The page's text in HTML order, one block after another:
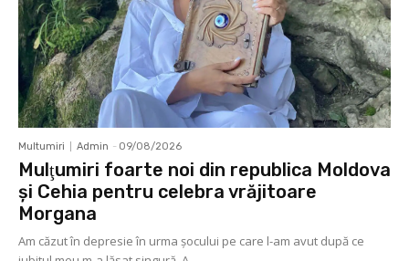
Multumiri Admin - 09/08/2026
Mulţumiri foarte noi din republica Moldova
și Cehia pentru celebra vrăjitoare
Morgana
Am căzut în depresie în urma șocului pe care l-am avut după ce